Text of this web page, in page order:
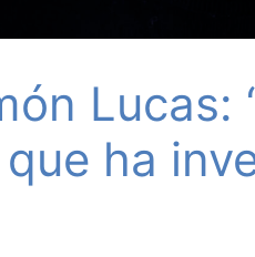
Lucas:
ha